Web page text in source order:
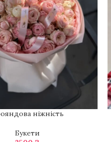
ніжність
Букети